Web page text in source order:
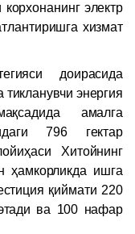
электр
хизмат
доирасида
тикланувчи энергия
амалга
796 гектар
Хитойнинг
ҳамкорликда ишга
қиймати 220
ва 100 нафар